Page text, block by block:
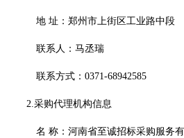
地 址：郑州市上街区工业路中段
联系人：马丞瑞
联系方式： 0371-68942585
2.采购代理机构信息
名 称： 河南省至诚招标采购服务